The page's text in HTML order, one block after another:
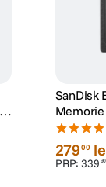
SanDisk
Memorie
I Class
27900
PRP:339 90